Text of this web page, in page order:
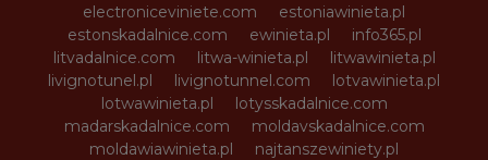
electroniceviniete.com
estoniawinieta.pl
estonskadalnice.com
ewinieta.pl
info365.pl
litvadalnice.com
litwa-winieta.pl
litwawinieta.pl
livignotunel.pl
livignotunnel.com
lotvawinieta.pl
lotwawinieta.pl
lotysskadalnice.com
madarskadalnice.com
moldavskadalnice.com
moldawiawinieta.pl
najtanszewiniety.pl